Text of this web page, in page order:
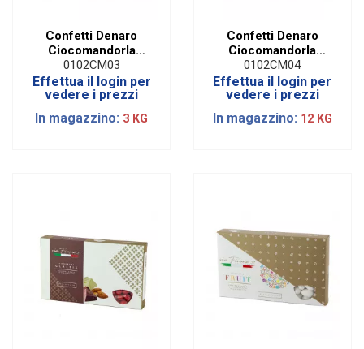
Confetti Denaro
Ciocomandorla
Classic Rosa | 1 Kg
0102CM03
Effettua il login per
vedere i prezzi
In magazzino: 3 KG
Confetti Denaro
Ciocomandorla
Classic Celeste | 1
Kg
0102CM04
Effettua il login per
vedere i prezzi
In magazzino: 12 KG